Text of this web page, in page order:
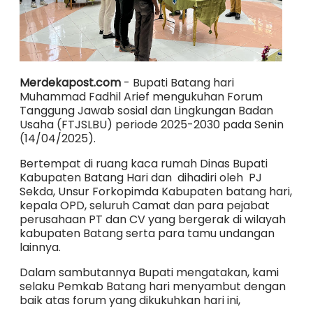
Merdekapost.com- Bupati Batang hari
Muhammad Fadhil Arief mengukuhan Forum
Tanggung Jawab sosial dan Lingkungan Badan
Usaha (FTJSLBU) periode 2025-2030 pada Senin
(14/04/2025).
Bertempat di ruang kaca rumah Dinas Bupati
Kabupaten Batang Hari dan dihadiri oleh PJ
Sekda, Unsur Forkopimda Kabupaten batang hari,
kepala OPD, seluruh Camat dan para pejabat
perusahaan PT dan CV yang bergerak di wilayah
kabupaten Batang serta para tamu undangan
lainnya.
Dalam sambutannya Bupati mengatakan, kami
selaku Pemkab Batang hari menyambut dengan
baik atas forum yang dikukuhkan hari ini,